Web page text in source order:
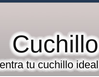
Cuchillo
tu cuchillo ideal